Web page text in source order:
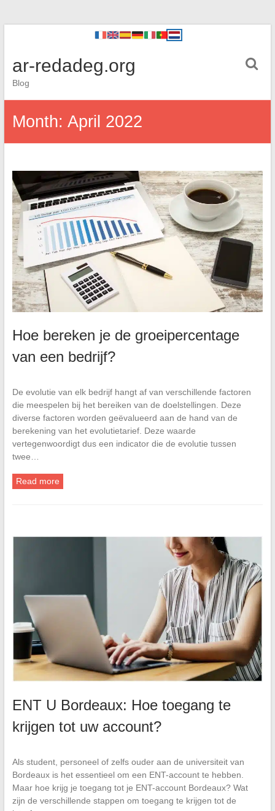
ar-redadeg.org
Blog
Month: April 2022
Hoe bereken je de groeipercentage
van een bedrijf?
De evolutie van elk bedrijf hangt af van verschillende factoren
die meespelen bij het bereiken van de doelstellingen. Deze
diverse factoren worden geëvalueerd aan de hand van de
berekening van het evolutietarief. Deze waarde
vertegenwoordigt dus een indicator die de evolutie tussen
twee…
Read more
ENT U Bordeaux: Hoe toegang te
krijgen tot uw account?
Als student, personeel of zelfs ouder aan de universiteit van
Bordeaux is het essentieel om een ENT-account te hebben.
Maar hoe krijg je toegang tot je ENT-account Bordeaux? Wat
zijn de verschillende stappen om toegang te krijgen tot de